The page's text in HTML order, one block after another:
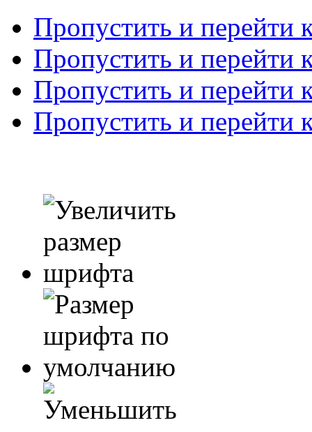
Пропустить и перейти
Пропустить и перейти
Пропустить и перейти
Пропустить и перейти